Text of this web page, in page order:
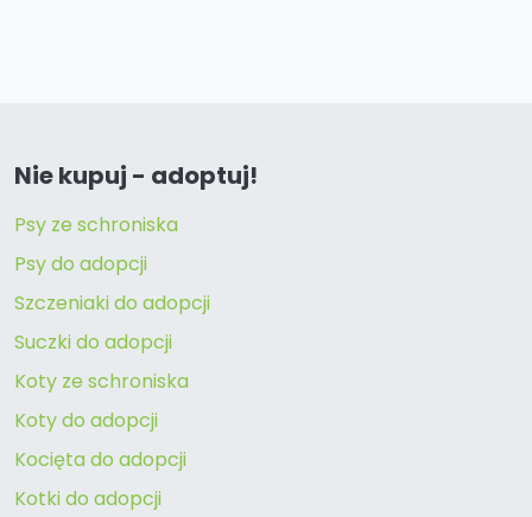
Nie kupuj - adoptuj!
Psy ze schroniska
Psy do adopcji
Szczeniaki do adopcji
Suczki do adopcji
Koty ze schroniska
Koty do adopcji
Kocięta do adopcji
Kotki do adopcji